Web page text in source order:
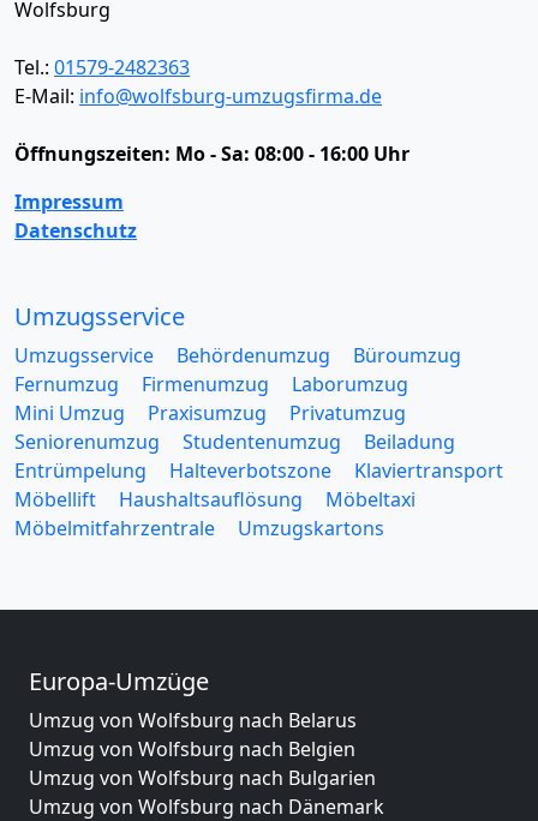
Wolfsburg
Tel.: 01579-2482363
E-Mail: info@wolfsburg-umzugsfirma.de
Öffnungszeiten: Mo - Sa: 08:00 - 16:00 Uhr
Impressum
Datenschutz
Umzugsservice
Umzugsservice Behördenumzug
Büroumzug
Fernumzug
Firmenumzug
Laborumzug
Mini Umzug
Praxisumzug
Privatumzug
Seniorenumzug
Studentenumzug
Beiladung
Entrümpelung
Halteverbotszone
Klaviertransport
Möbellift
Haushaltsauflösung
Möbeltaxi
Möbelmitfahrzentrale
Umzugskartons
Europa-Umzüge
Umzug von Wolfsburg nach Belarus
Umzug von Wolfsburg nach Belgien
Umzug von Wolfsburg nach Bulgarien
Umzug von Wolfsburg nach Dänemark